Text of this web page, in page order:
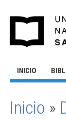
INICIO
SE ENCUENTRA
Inicio »